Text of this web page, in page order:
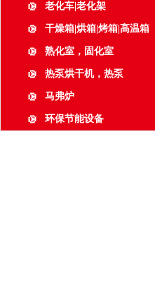
老化车|老化架
干燥箱|烘箱|烤箱|高温箱
熟化室，固化室
热泵烘干机，热泵
马弗炉
环保节能设备